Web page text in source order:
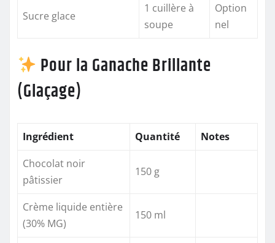
Sucre glace
1 cuillère à
soupe
Option
nel
Pour la Ganache Brillante
(Glaçage)
Ingrédient Quantité
Notes
Chocolat noir
pâtissier
150 g
Crème liquide entière
(30% MG)
150 ml